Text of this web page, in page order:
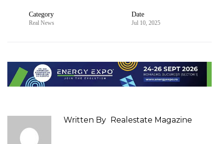
Category
Real News
Date
Jul 10, 2025
Written By Realestate Magazine